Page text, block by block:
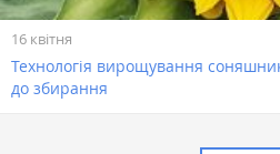
16 квітня
Технологія вирощування
до збирання